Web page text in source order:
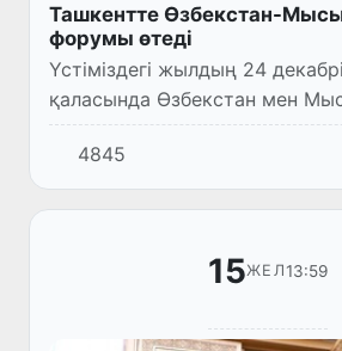
Ташкентте Өзбекстан-
форумы өтеді
Үстіміздегі жылдың 24
қаласында Өзбекстан мен
арасындағы үкіметаралық
кезектегі жиналысы және
бизнес-форумы өтеді.
4845
15ЖЕЛ13:59